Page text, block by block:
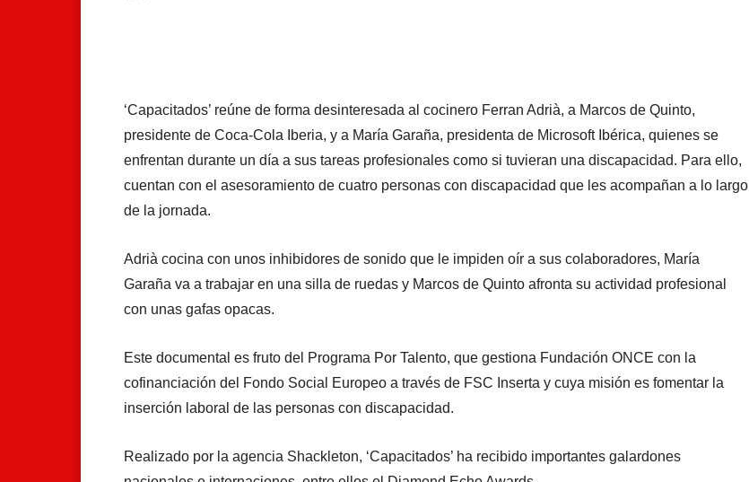
‘Capacitados’ reúne de forma desinteresada al cocinero Ferran Adrià, a Marcos de Quinto,
presidente de Coca-Cola Iberia, y a María Garaña, presidenta de Microsoft Ibérica, quienes se
enfrentan durante un día a sus tareas profesionales como si tuvieran una discapacidad. Para ello,
cuentan con el asesoramiento de cuatro personas con discapacidad que les acompañan a lo largo
de la jornada.
Adrià cocina con unos inhibidores de sonido que le impiden oír a sus colaboradores, María
Garaña va a trabajar en una silla de ruedas y Marcos de Quinto afronta su actividad profesional
con unas gafas opacas.
Este documental es fruto del Programa Por Talento, que gestiona Fundación ONCE con la
cofinanciación del Fondo Social Europeo a través de FSC Inserta y cuya misión es fomentar la
inserción laboral de las personas con discapacidad.
Realizado por la agencia Shackleton, ‘Capacitados’ ha recibido importantes galardones